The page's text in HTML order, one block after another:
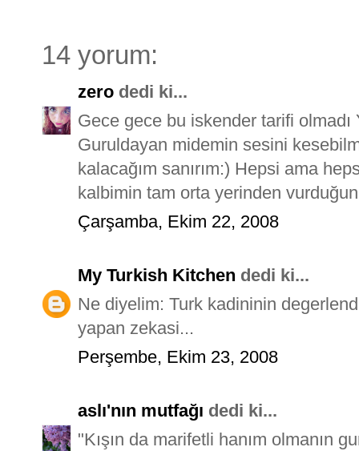
14 yorum:
zero dedi ki...
Gece gece bu iskender tarifi olmadı
Guruldayan midemin sesini
kalacağım sanırım:) Hepsi ama
kalbimin tam orta yerinden
Çarşamba, Ekim 22, 2008
My Turkish Kitchen dedi ki...
Ne diyelim: Turk kadininin
yapan zekasi...
Perşembe, Ekim 23, 2008
aslı'nın mutfağı dedi ki...
"Kışın da marifetli hanım olmanın